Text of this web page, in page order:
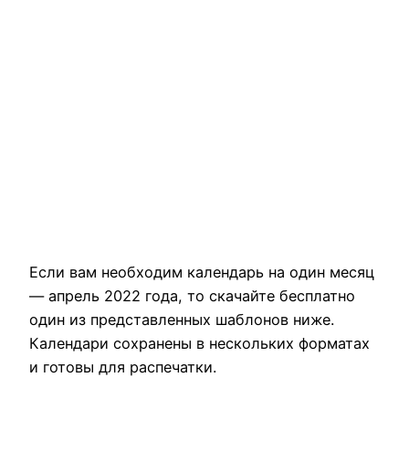
Если вам необходим календарь на один месяц
— апрель 2022 года, то скачайте бесплатно
один из представленных шаблонов ниже.
Календари сохранены в нескольких форматах
и готовы для распечатки.